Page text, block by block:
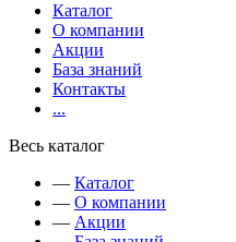
Каталог
О компании
Акции
База знаний
Контакты
...
Весь каталог
— Каталог
— О компании
— Акции